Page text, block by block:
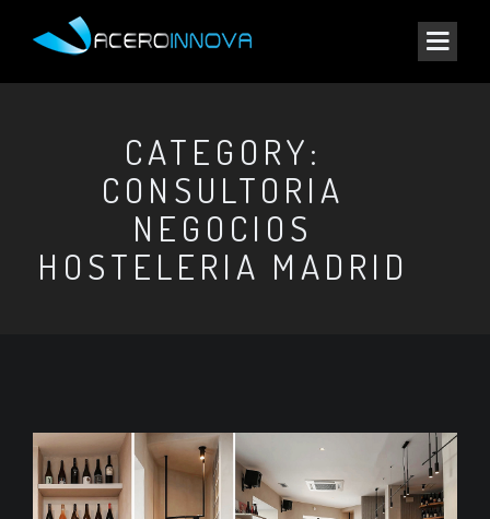
CATEGORY:
CONSULTORIA
NEGOCIOS
HOSTELERIA MADRID